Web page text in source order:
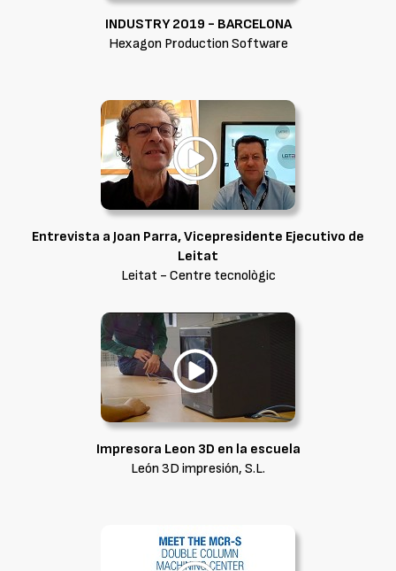
INDUSTRY 2019 - BARCELONA
Hexagon Production Software
Entrevista a Joan Parra, Vicepresidente Ejecutivo de
Leitat
Leitat - Centre tecnològic
Impresora Leon 3D en la escuela
León 3D impresión, S.L.